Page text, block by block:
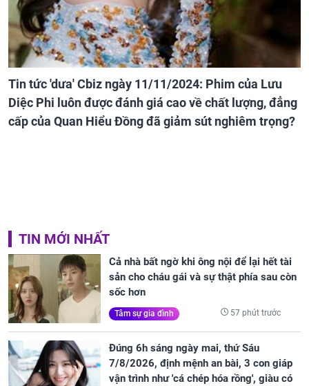
Tin tức 'dưa' Cbiz ngày 11/11/2024: Phim của Lưu
Diệc Phi luôn được đánh giá cao về chất lượng, đẳng
cấp của Quan Hiểu Đồng đã giảm sút nghiêm trọng?
TIN MỚI NHẤT
Cả nhà bất ngờ khi ông nội để lại hết tài
sản cho cháu gái và sự thật phía sau còn
sốc hơn
Tâm sự gia đình 57 phút trước
Đúng 6h sáng ngày mai, thứ Sáu
7/8/2026, định mệnh an bài, 3 con giáp
vận trình như 'cá chép hóa rồng', giàu có